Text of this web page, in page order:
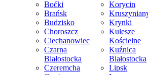
Boćki
Brańsk
Budzisko
Choroszcz
Ciechanowiec
Czarna
Białostocka
Czeremcha
Korycin
Krynki
Kulesze
Kościelne
Kuźnica
Białostocka
Lipsk